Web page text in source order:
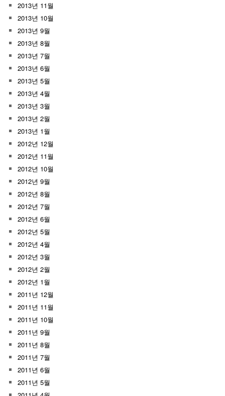
2013년 11월
2013년 10월
2013년 9월
2013년 8월
2013년 7월
2013년 6월
2013년 5월
2013년 4월
2013년 3월
2013년 2월
2013년 1월
2012년 12월
2012년 11월
2012년 10월
2012년 9월
2012년 8월
2012년 7월
2012년 6월
2012년 5월
2012년 4월
2012년 3월
2012년 2월
2012년 1월
2011년 12월
2011년 11월
2011년 10월
2011년 9월
2011년 8월
2011년 7월
2011년 6월
2011년 5월